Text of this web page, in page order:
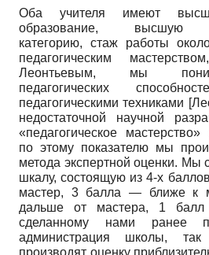
Оба учителя имеют
образование, высшую
категорию, стаж работы
педагогическим
Леонтьевым, мы
педагогических
педагогическими техниками [
недостаточной научной
«педагогическое
по этому показателю мы
метода экспертной оценки. Мы
шкалу, состоящую из 4-х
мастер, 3 балла — ближе к
дальше от мастера, 1
сделанному нами ранее
администрация школы, так
производят оценку